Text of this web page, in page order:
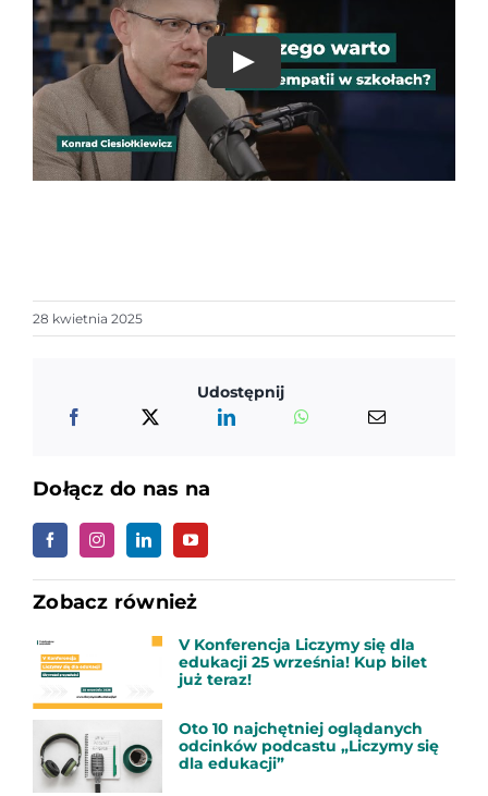
28 kwietnia 2025
Udostępnij
Dołącz do nas na
Zobacz również
V Konferencja Liczymy się dla
edukacji 25 września! Kup bilet
już teraz!
Oto 10 najchętniej oglądanych
odcinków podcastu „Liczymy się
dla edukacji”